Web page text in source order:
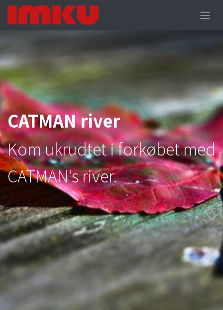
CATMAN river
Kom ukrudtet i forkøbet med
CATMAN's river.